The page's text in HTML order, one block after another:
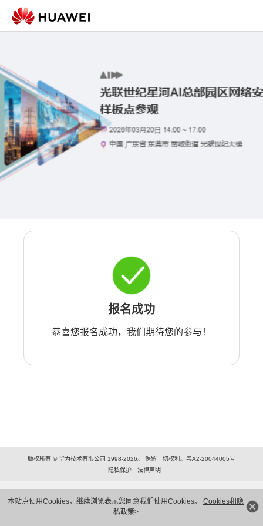
本站点使用Cookies，继续浏览表示您同意我们使用Cookies。 Cookies和隐
私政策>
报名成功
恭喜您报名成功，我们期待您的参与！
版权所有 © 华为技术有限公司 1998-2026。 保留一切权利。粤A2-20044005号
隐私保护
法律声明